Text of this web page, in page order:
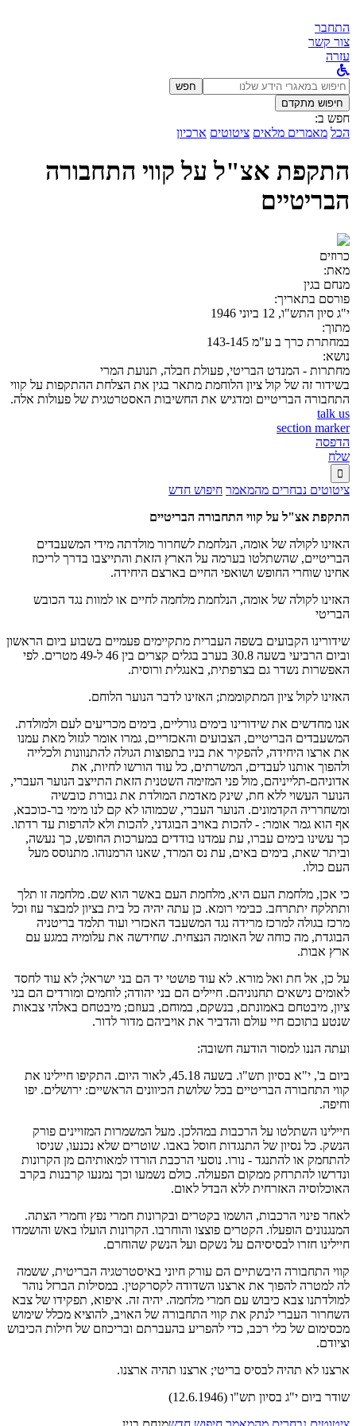
התחבר
צור קשר
עזרה
לחפש
ב:
חפש
חיפוש מתקדם
חפש ב:
הכל מאמרים מלאים ציטוטים ארכיון
התקפת אצ"ל על קווי התחבורה
הבריטיים
כרוזים
מאת:
מנחם בגין
פורסם בתאריך:
י"ג סיון התש"ו, 12 ביוני 1946
מתוך:
במחתרת כרך ב ע"מ 143-145
נושא:
מחתרות - המנדט הבריטי, פעולת חבלה, תנועת המרי
בשידור זה של קול ציון הלוחמת מתאר בגין את הצלחת ההתקפות על קווי
התחבורה הבריטיים ומדגיש את החשיבות האסטרטגית של פעולות אלה.
talk us
section marker
הדפסה
שלח

ציטוטים נבחרים מהמאמר חיפוש חדש
התקפת אצ"ל על קווי התחבורה הבריטיים
האזינו לקולה של אומה, הנלחמת לשחרור מולדתה מידי המשעבדים
הבריטיים, שהשתלטו בערמה על הארץ הזאת והתייצבו בדרך לריכוז
אחינו שוחרי החופש ושואפי החיים בארצם היחידה.
האזינו לקולה של אומה, הנלחמת מלחמה לחיים או למוות נגד הכובש
הבריטי
שידורינו הקבועים בשפה העברית מתקיימים פעמיים בשבוע ביום הראשון
וביום הרביעי בשעה 30.8 בערב בגלים קצרים בין 46 ל-49 מטרים. לפי
האפשרות נשדר גם בצרפתית, באנגלית ורוסית.
האזינו לקול ציון המתקוממת; האזינו לדבר הנוער הלוחם.
אנו מחדשים את שידורינו בימים גורליים, בימים מכריעים לעם ולמולדת.
המשעבדים הבריטיים, הצבועים והאכזריים, גמרו אומר לגזול מאת עמנו
את ארצו היחידה, להפקיר את בניו בתפוצות הגולה להתנוונות ולכלייה
ולהפוך אותנו לעבדים, המשרתים, כל עוד הורשו לחיות, את
אדוניהם-תלייניהם, מול פני המזימה השטנית הזאת התייצב הנוער העברי,
הנוער העשוי ללא חת, שינק מאדמת המולדת את גבורת כובשיה
ומשחרריה הקדמונים. הנוער העברי, שכמוהו לא קם לנו מימי בר-כוכבא,
אף הוא גמר אומר: - להכות באויב הבוגדני, להכות ולא להרפות עד רדתו.
כך עשינו בימים עברו, עת עמדנו בודדים במערכות החופש, כך נעשה,
וביתר שאת, בימים באים, עת נס המרד, שאנו הרמנוהו. מתנוסס מעל
העם כולו.
כי אכן, מלחמת העם היא, מלחמת העם באשר הוא שם. מלחמה זו תלך
ותתלקח יתתרחב. כבימי רומא. כן עתה יהיה כל בית בציון למבצר עוז וכל
מרכז בגולה למרכז מרידה נגד המשעבד האכזרי ועוד תלמד בריטניה
הבוגדת, מה כוחה של האומה הנצחית. שחידשה את עלומיה במגע עם
ארץ אבות.
על כן, אל חת ואל מורא. לא עוד פושטי יד הם בני ישראל; לא עוד לחסד
לאומים נישאים תחנוניהם. חיילים הם בני יהודה; לוחמים ומורדים הם בני
ציון, מיבטחם באמונתם, בנשקם, במוחם, בעוזם; מיבטחם באלהי צבאות
שנטע בתוכם חיי עולם והדביר את אויביהם מדור לדור.
ועתה הננו למסור הודעה חשובה:
ביום ב', י"א בסיון תש"ו. בשעה 45.18, לאור היום. התקיפו חיילינו את
קווי התחבורה הבריטיים בכל שלושת הכיוונים הראשיים: ירושלים. יפו
וחיפה.
חיילינו השתלטו על הרכבות במהלכן. מעל המשמרות המזויינים פורק
הנשק. כל נסיון של התנגדות חוסל באבו. שוטרים שלא נכנעו, שניסו
להתחמק או להתנגד - נורו. נוסעי הרכבת הורדו למאותיהם מן הקרונות
ונדרשו להתרחק ממקום הפעולה. כולם נשמעו וכך נמנעו קרבנות בקרב
האוכלוסיה האזרחית ללא הבדל לאום.
לאחר פינוי הרכבות, הושמו בקטרים ובקרונות חמרי נפץ וחמרי הצתה.
המנגנונים הופעלו. הקטרים פוצצו והוחרבו. הקרונות הועלו באש והושמדו
חיילינו חזרו לבסיסיהם על נשקם ועל הנשק שהוחרם.
קווי התחבורה היבשתיים הם עורק חיוני באיסטרטגיה הבריטית, ששמה
לה למטרה להפוך את ארצנו השדודה לקסרקטין. במסילות הברזל נוהר
למולדתנו צבא כיבוש עם חמרי מלחמה. יהיה זה. איפוא, תפקידו של צבא
השחרור העברי לנתק את קווי התחבורה של האויב, להוציא מכלל שימוש
מכסימום של כלי רכב, כדי להפריע בהעברתם ובריכוזם של חילות הכיבוש
וציודם.
ארצנו לא תהיה לבסיס בריטי; ארצנו תהיה ארצנו.
שודר ביום י"ג בסיון תש"ו (12.6.1946)